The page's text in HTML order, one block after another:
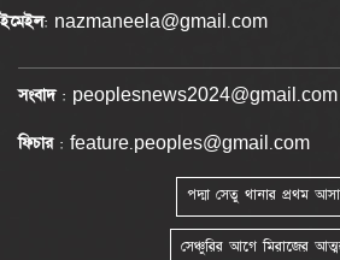
ইমেইল: nazmaneela@gmail.com
সংবাদ: peoplesnews2024@gmail.com
ফিচার: feature.peoples@gmail.com
পদ্মা সেতু থানার প্রথম
সেঞ্চুরির আগে মিরাজের